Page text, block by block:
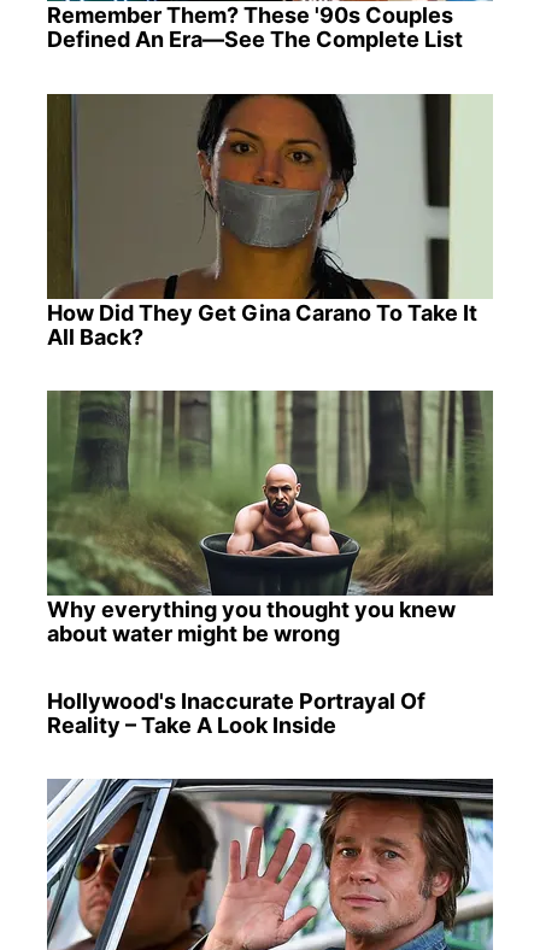
Remember Them? These '90s Couples
Defined An Era—See The Complete List
How Did They Get Gina Carano To Take It
All Back?
Why everything you thought you knew
about water might be wrong
Hollywood's Inaccurate Portrayal Of
Reality – Take A Look Inside